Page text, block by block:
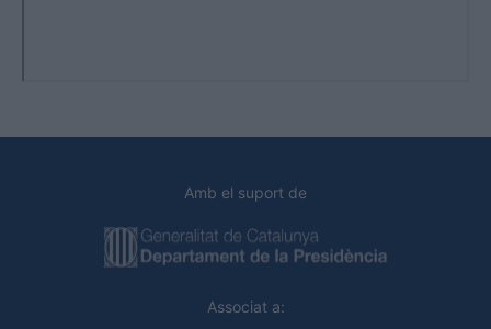
Amb el suport de
Associat a: